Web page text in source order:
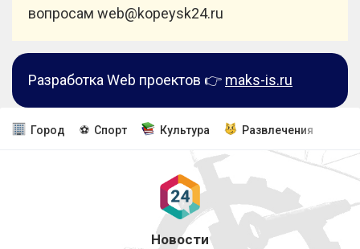
вопросам web@kopeysk24.ru
Разработка Web проектов 👉 maks-is.ru
Город ⚽ Спорт Культура Развлечения
Новости